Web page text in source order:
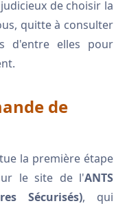
de choisir la
quitte à consulter
d'entre elles pour
de
la première étape
le site de l'ANTS
Sécurisés), qui